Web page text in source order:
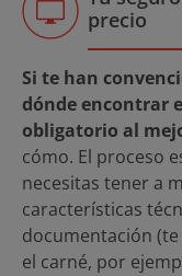
precio
Si te han
dónde encontrar
obligatorio al
cómo. El proceso
necesitas tener a
características
documentación
el carné, por